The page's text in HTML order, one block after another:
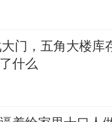
门，五角大楼库
什么